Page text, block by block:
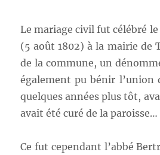
Le mariage civil fut célébré
(5 août 1802) à la mairie de
de la commune, un
également pu bénir l’union
quelques années plus tôt,
avait été curé de la paroisse…
Ce fut cependant l’abbé